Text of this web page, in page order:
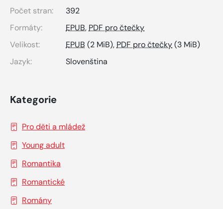
Počet stran:
392
Formáty:
EPUB,PDF pro čtečky
Velikost:
EPUB (2 MiB),PDF pro čtečky(3 MiB)
Jazyk:
Slovenština
Kategorie
Pro děti a mládež
Young adult
Romantika
Romantické
Romány